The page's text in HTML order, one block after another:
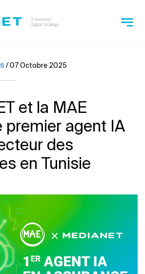
/07 Octobre 2025
et la MAE
premier agent IA
des
en Tunisie